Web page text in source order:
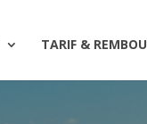
TARIF &